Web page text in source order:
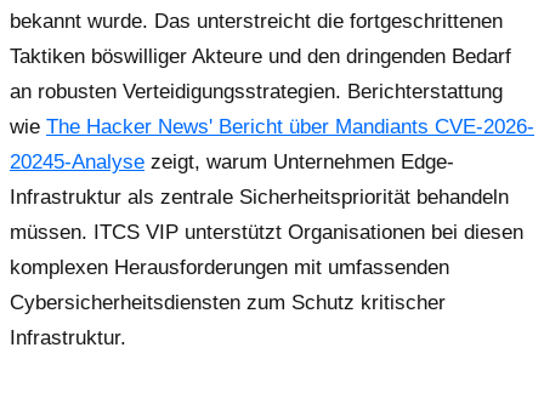
bekannt wurde. Das unterstreicht die fortgeschrittenen
Taktiken böswilliger Akteure und den dringenden Bedarf
an robusten Verteidigungsstrategien. Berichterstattung
wie The Hacker News' Bericht über Mandiants CVE-2026-
20245-Analyse zeigt, warum Unternehmen Edge-
Infrastruktur als zentrale Sicherheitspriorität behandeln
müssen. ITCS VIP unterstützt Organisationen bei diesen
komplexen Herausforderungen mit umfassenden
Cybersicherheitsdiensten zum Schutz kritischer
Infrastruktur.